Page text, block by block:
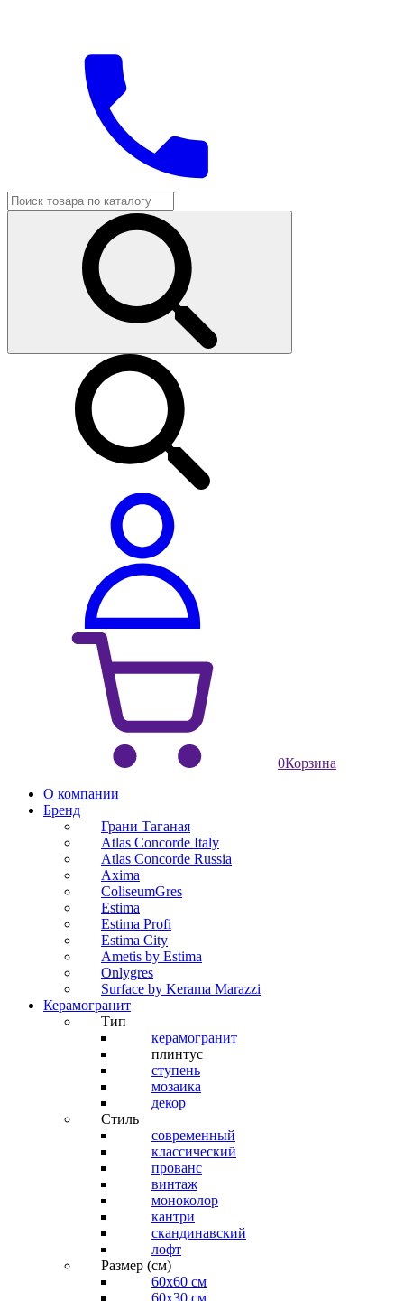
0Корзина
О компании
Бренд
Грани Таганая
Atlas Concorde Italy
Atlas Concorde Russia
Axima
ColiseumGres
Estima
Estima Profi
Estima City
Ametis by Estima
Onlygres
Surface by Kerama Marazzi
Керамогранит
Тип
керамогранит
плинтус
ступень
мозаика
декор
Стиль
современный
классический
прованс
винтаж
моноколор
кантри
скандинавский
лофт
Размер (см)
60х60 см
60x30 см